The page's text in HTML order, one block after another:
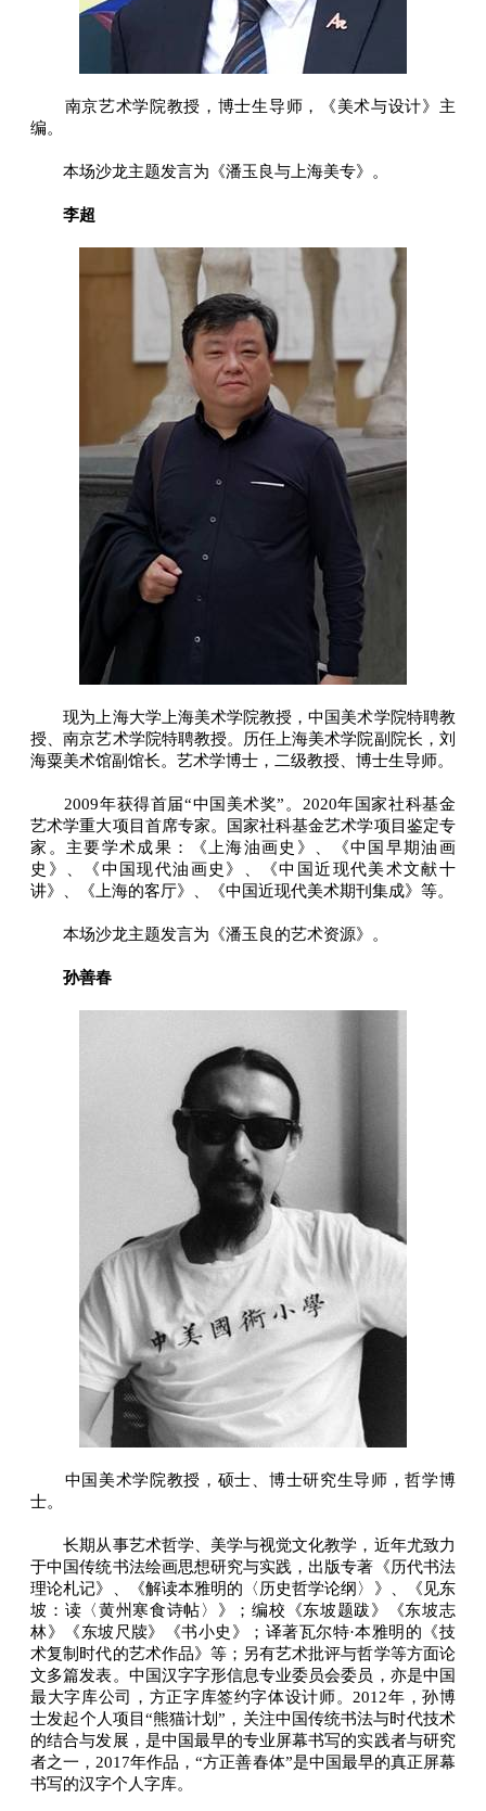
南京艺术学院教授，博士生导师，《美术与设计》主
编。
本场沙龙主题发言为《潘玉良与上海美专》。
李超
现为上海大学上海美术学院教授，中国美术学院特聘教
授、南京艺术学院特聘教授。历任上海美术学院副院长，刘
海粟美术馆副馆长。艺术学博士，二级教授、博士生导师。
2009年获得首届“中国美术奖”。2020年国家社科基金
艺术学重大项目首席专家。国家社科基金艺术学项目鉴定专
家。主要学术成果：《上海油画史》、《中国早期油画
史》、《中国现代油画史》、《中国近现代美术文献十
讲》、《上海的客厅》、《中国近现代美术期刊集成》等。
本场沙龙主题发言为《潘玉良的艺术资源》。
孙善春
中国美术学院教授，硕士、博士研究生导师，哲学博
士。
长期从事艺术哲学、美学与视觉文化教学，近年尤致力
于中国传统书法绘画思想研究与实践，出版专著《历代书法
理论札记》、《解读本雅明的〈历史哲学论纲〉》、《见东
坡：读〈黄州寒食诗帖〉》；编校《东坡题跋》《东坡志
林》《东坡尺牍》《书小史》；译著瓦尔特·本雅明的《技
术复制时代的艺术作品》等；另有艺术批评与哲学等方面论
文多篇发表。中国汉字字形信息专业委员会委员，亦是中国
最大字库公司，方正字库签约字体设计师。2012年，孙博
士发起个人项目“熊猫计划”，关注中国传统书法与时代技术
的结合与发展，是中国最早的专业屏幕书写的实践者与研究
者之一，2017年作品，“方正善春体”是中国最早的真正屏幕
书写的汉字个人字库。